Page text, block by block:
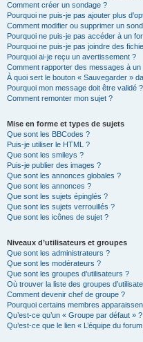
Comment créer un sondage ?
Pourquoi ne puis-je pas ajouter plus
Comment modifier ou supprimer un
Pourquoi ne puis-je pas accéder à un
Pourquoi ne puis-je pas joindre des
Pourquoi ai-je reçu un avertissement ?
Comment rapporter des messages à un
À quoi sert le bouton « Sauvegarder »
Pourquoi mon message doit être validé ?
Comment remonter mon sujet ?
Mise en forme et types de sujets
Que sont les BBCodes ?
Puis-je utiliser le HTML ?
Que sont les smileys ?
Puis-je publier des images ?
Que sont les annonces globales ?
Que sont les annonces ?
Que sont les sujets épinglés ?
Que sont les sujets verrouillés ?
Que sont les icônes de sujet ?
Niveaux d’utilisateurs et groupes
Que sont les administrateurs ?
Que sont les modérateurs ?
Que sont les groupes d’utilisateurs ?
Où trouver la liste des groupes
Comment devenir chef de groupe ?
Pourquoi certains membres
Qu’est-ce qu’un « Groupe par défaut » ?
Qu’est-ce que le lien « L’équipe du